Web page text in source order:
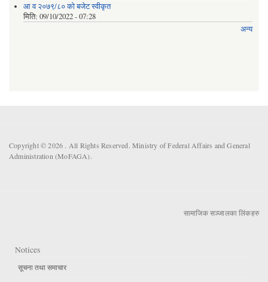
आ व २०७९/८० को बजेट स्वीकृत
मिति: 09/10/2022 - 07:28
अन्य
Copyright © 2026 . All Rights Reserved. Ministry of Federal Affairs and General
Administration (MoFAGA).
सामाजिक सञ्जालका लिंकहरु
Notices
सूचना तथा समाचार